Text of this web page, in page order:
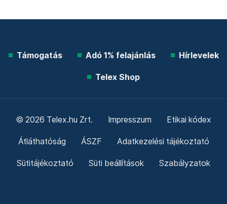
Támogatás Adó 1% felajánlás Hírlevelek
Telex Shop
© 2026 Telex.hu Zrt. Impresszum Etikai kódex
Átláthatóság ÁSZF Adatkezelési tájékoztató
Sütitájékoztató Süti beállítások Szabályzatok